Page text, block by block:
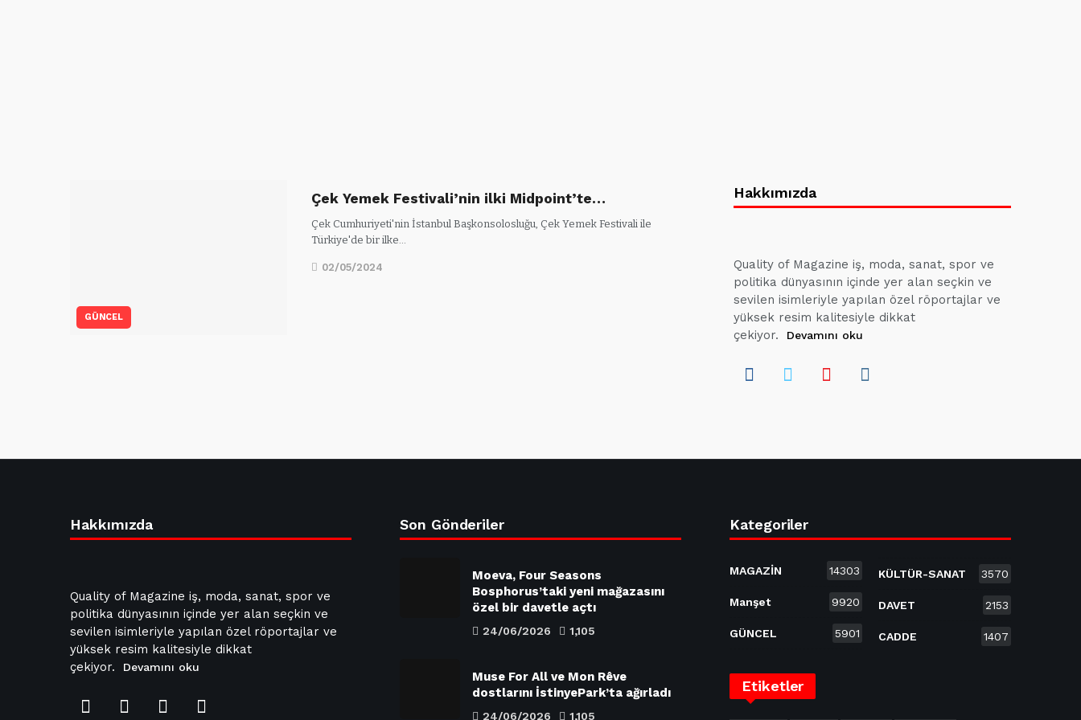
GÜNCEL
Çek Yemek Festivali’nin ilki Midpoint’te…
Çek Cumhuriyeti'nin İstanbul Başkonsolosluğu, Çek Yemek Festivali ile
Türkiye'de bir ilke…
02/05/2024
Hakkımızda
Quality of Magazine iş, moda, sanat, spor ve
politika dünyasının içinde yer alan seçkin ve
sevilen isimleriyle yapılan özel röportajlar ve
yüksek resim kalitesiyle dikkat
çekiyor.
Devamını oku
Hakkımızda
Quality of Magazine iş, moda, sanat, spor ve
politika dünyasının içinde yer alan seçkin ve
sevilen isimleriyle yapılan özel röportajlar ve
yüksek resim kalitesiyle dikkat
çekiyor.
Devamını oku
Son Gönderiler
Moeva, Four Seasons
Bosphorus’taki yeni mağazasını
özel bir davetle açtı
24/06/2026 1,105
Muse For All ve Mon Rêve
dostlarını İstinyePark’ta ağırladı
24/06/2026 1,105
Kategoriler
MAGAZİN 14303
Manşet 9920
GÜNCEL 5901
KÜLTÜR-SANAT 3570
DAVET 2153
CADDE 1407
Etiketler